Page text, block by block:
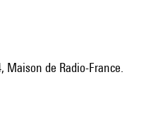
Maison de Radio-France.